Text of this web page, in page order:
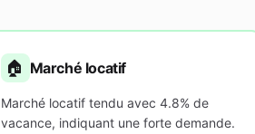
🏠 Marché locatif
Marché locatif tendu avec 4.8% de
vacance, indiquant une forte demande.